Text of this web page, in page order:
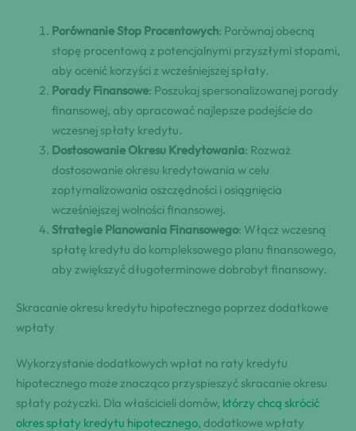
Porównanie Stop Procentowych: Porównaj obecną
stopę procentową z potencjalnymi przyszłymi stopami,
aby ocenić korzyści z wcześniejszej spłaty.
Porady Finansowe: Poszukaj spersonalizowanej porady
finansowej, aby opracować najlepsze podejście do
wczesnej spłaty kredytu.
Dostosowanie Okresu Kredytowania: Rozważ
dostosowanie okresu kredytowania w celu
zoptymalizowania oszczędności i osiągnięcia
wcześniejszej wolności finansowej.
Strategie Planowania Finansowego: Włącz wczesną
spłatę kredytu do kompleksowego planu finansowego,
aby zwiększyć długoterminowe dobrobyt finansowy.
Skracanie okresu kredytu hipotecznego poprzez dodatkowe
wpłaty
Wykorzystanie dodatkowych wpłat na raty kredytu
hipotecznego może znacząco przyspieszyć skracanie okresu
spłaty pożyczki. Dla właścicieli domów, którzy chcą skrócić
okres spłaty kredytu hipotecznego, dodatkowe wpłaty